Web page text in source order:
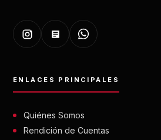
ENLACES PRINCIPALES
Quiénes Somos
Rendición de Cuentas